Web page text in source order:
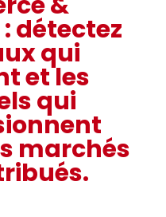
détectez
qui
et les
qui
marchés